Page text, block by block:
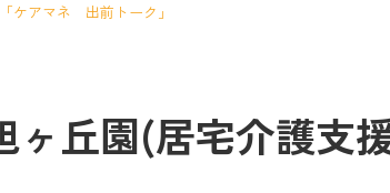
ケアマネ 出前トーク」
ヶ丘園(居宅介護支